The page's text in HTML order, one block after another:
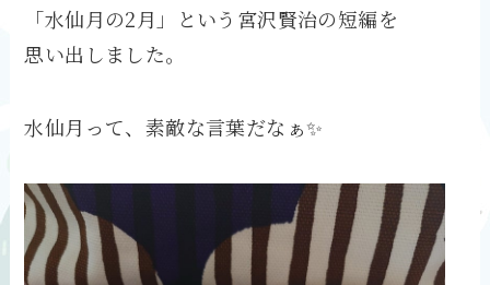
「水仙月の2月」という宮沢賢治の短編を
思い出しました。
水仙月って、素敵な言葉だなぁ✨